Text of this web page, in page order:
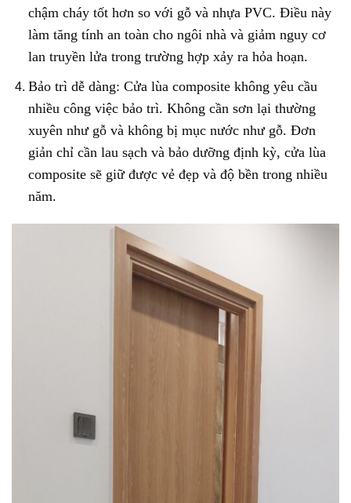
chậm cháy tốt hơn so với gỗ và nhựa PVC. Điều này
làm tăng tính an toàn cho ngôi nhà và giảm nguy cơ
lan truyền lửa trong trường hợp xảy ra hỏa hoạn.
Bảo trì dễ dàng: Cửa lùa composite không yêu cầu
nhiều công việc bảo trì. Không cần sơn lại thường
xuyên như gỗ và không bị mục nước như gỗ. Đơn
giản chỉ cần lau sạch và bảo dưỡng định kỳ, cửa lùa
composite sẽ giữ được vẻ đẹp và độ bền trong nhiều
năm.